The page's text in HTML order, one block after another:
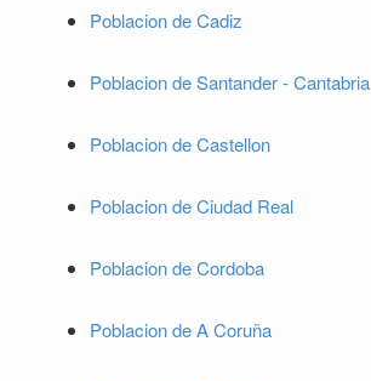
Poblacion de Cadiz
Poblacion de Santander - Cantabria
Poblacion de Castellon
Poblacion de Ciudad Real
Poblacion de Cordoba
Poblacion de A Coruña